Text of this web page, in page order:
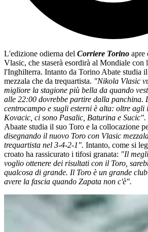
L'edizione odierna del Corriere Torino apre
Vlasic, che staserà esordirà al Mondiale con
l'Inghilterra. Intanto da Torino Abate studia
mezzala che da trequartista. "Nikola Vlasic
migliore la stagione più bella da quando
alle 22:00 dovrebbe partire dalla panchina.
centrocampo e sugli esterni è alta: oltre
Kovacic, ci sono Pasalic, Baturina e Sucic".
Abaate studia il suo Toro e la collocazione
disegnando il nuovo Toro con Vlasic
trequartista nel 3-4-2-1". Intanto, come si
croato ha rassicurato i tifosi granata: "Il
voglio ottenere dei risultati con il Toro,
qualcosa di grande. Il Toro è un grande
avere la fascia quando Zapata non c'è".